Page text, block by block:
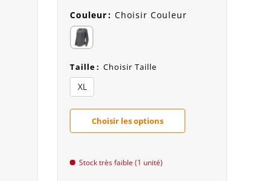
Couleur: Choisir Couleur
Taille: Choisir Taille
XL
Choisir les options
Stock très faible (1 unité)